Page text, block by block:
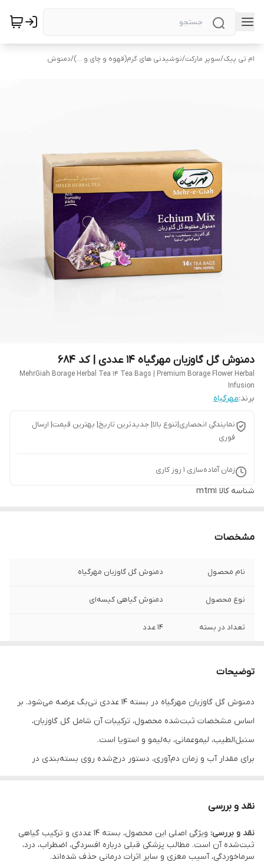
ام تی پیک/سوپر مارکت/نوشیدنی های گرم(قهوه و چای و ...)/دمنوش
دمنوش گل گاوزبان مهرگیاه 14 عددی | کد 684
MehrGiah Borage Herbal Tea 14 Tea Bags | Premium Borage Flower Herbal
Infusion
برند:مهرگیاه
نمایندگی انحصاری|تنوع بالا| جدیدترین تاریخ| بهترین قیمت| ارسال
فوری
زمان آماده‌سازی 1 روز کاری
شناسه کالا mtm1
مشخصات
نام محصول دمنوش گل گاوزبان مهرگیاه
نوع محصول دمنوش گیاهی کیسه‌ای
تعداد در بسته 14 عدد
کشور تولید کننده ایران
توضیحات
دمنوش گل گاوزبان مهرگیاه در بسته 14 عددی تی‌بگ عرضه می‌شود. بر
اساس مشخصات ثبت‌شده محصول، ترکیبات آن شامل گل گاوزبان،
سنبل‌الطیب، لیموعمانی، به‌لیمو و استویا است.
برای مقدار آب و زمان دم‌آوری، دستور درج‌شده روی بسته‌بندی در
نقد و بررسی
نقد و بررسی:
ویژگی اصلی این محصول، بسته 14 عددی و ترکیب گیاهی
ثبت‌شده آن است. مطالب پزشکی قبلی درباره افسردگی، اضطراب، درد،
سرماخوردگی، آسیب مغزی و سایر اثرات درمانی حذف شده‌اند.